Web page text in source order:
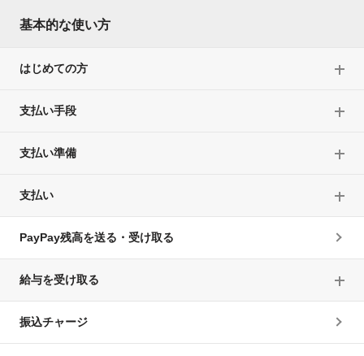
基本的な使い方
はじめての方
支払い手段
支払い準備
支払い
PayPay残高を送る・受け取る
給与を受け取る
振込チャージ